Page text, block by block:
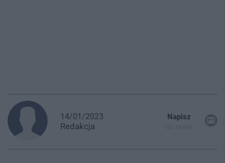
14/01/2023
Redakcja
Napisz